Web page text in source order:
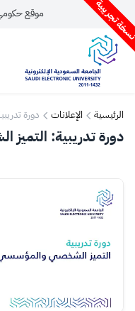
تجريبية موقع
الرئيسية الإعلانات دورة
دورة تدريبية: